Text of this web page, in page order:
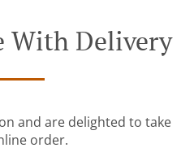
With Delivery
and are delighted to take
order.